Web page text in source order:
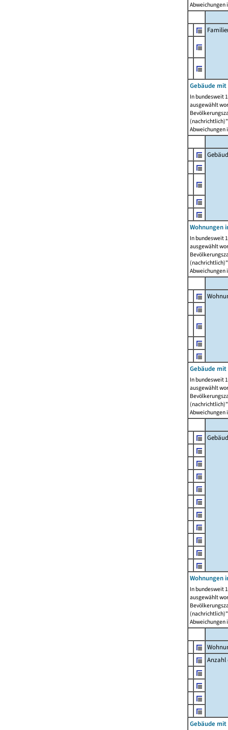
Abweichungen
Gebäude
In bundesweit
ausgewählt
Abweichungen
Wohnungen
In bundesweit
ausgewählt
Abweichungen
Gebäude
In bundesweit
ausgewählt
Abweichungen
Wohnungen
In bundesweit
ausgewählt
Abweichungen
Anzahl
Gebäude